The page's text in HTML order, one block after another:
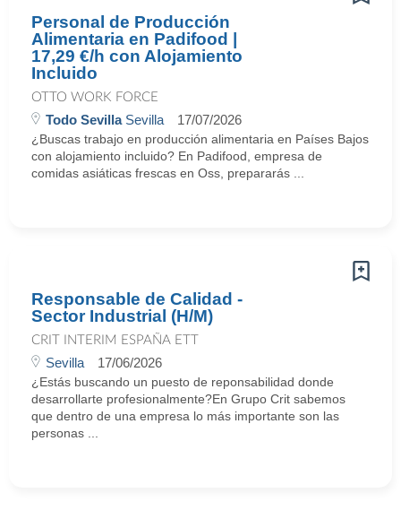
Personal de Producción
Alimentaria en Padifood |
17,29 €/h con Alojamiento
Incluido
OTTO WORK FORCE
Todo SevillaSevilla 17/07/2026
¿Buscas trabajo en producción alimentaria en Países Bajos
con alojamiento incluido? En Padifood, empresa de
comidas asiáticas frescas en Oss, prepararás ...
Responsable de Calidad -
Sector Industrial (H/M)
CRIT INTERIM ESPAÑA ETT
Sevilla 17/06/2026
¿Estás buscando un puesto de reponsabilidad donde
desarrollarte profesionalmente?En Grupo Crit sabemos
que dentro de una empresa lo más importante son las
personas ...